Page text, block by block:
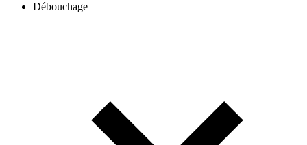
Débouchage